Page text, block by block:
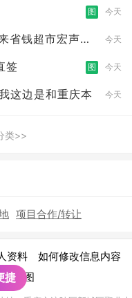
图 今天
省钱超市宏声桥
今天
签 图 今天
这边是和重庆本 今天
类>>
项目合作/转让
资料 如何修改信息内容
站地图
捷